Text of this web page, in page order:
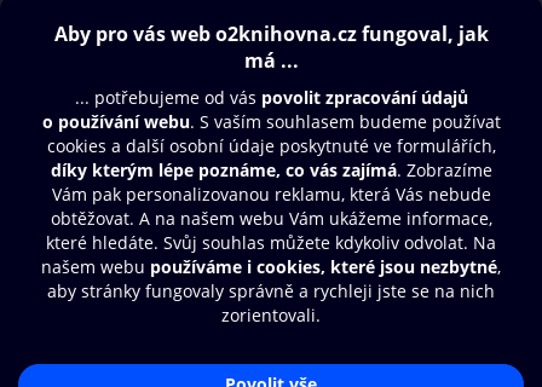
149 Kč
Obsah ke stažení
Moje O2 Knihovna
Další zábava
© O2 Czech Republic a.s.
Přístupnost